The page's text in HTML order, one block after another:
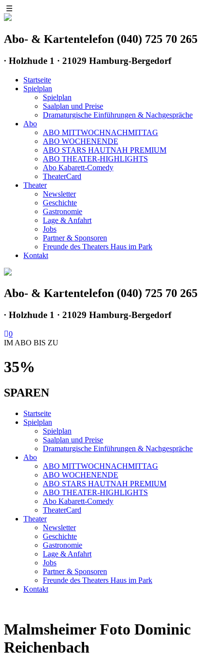
☰
Abo- & Kartentelefon (040) 725 70 265
∙ Holzhude 1 · 21029 Hamburg-Bergedorf
Startseite
Spielplan
Spielplan
Saalplan und Preise
Dramaturgische Einführungen & Nachgespräche
Abo
ABO MITTWOCHNACHMITTAG
ABO WOCHENENDE
ABO STARS HAUTNAH PREMIUM
ABO THEATER-HIGHLIGHTS
Abo Kabarett-Comedy
TheaterCard
Theater
Newsletter
Geschichte
Gastronomie
Lage & Anfahrt
Jobs
Partner & Sponsoren
Freunde des Theaters Haus im Park
Kontakt
Abo- & Kartentelefon (040) 725 70 265
∙ Holzhude 1 · 21029 Hamburg-Bergedorf
0
IM ABO BIS ZU
35%
SPAREN
Startseite
Spielplan
Spielplan
Saalplan und Preise
Dramaturgische Einführungen & Nachgespräche
Abo
ABO MITTWOCHNACHMITTAG
ABO WOCHENENDE
ABO STARS HAUTNAH PREMIUM
ABO THEATER-HIGHLIGHTS
Abo Kabarett-Comedy
TheaterCard
Theater
Newsletter
Geschichte
Gastronomie
Lage & Anfahrt
Jobs
Partner & Sponsoren
Freunde des Theaters Haus im Park
Kontakt
Malmsheimer Foto Dominic
Reichenbach